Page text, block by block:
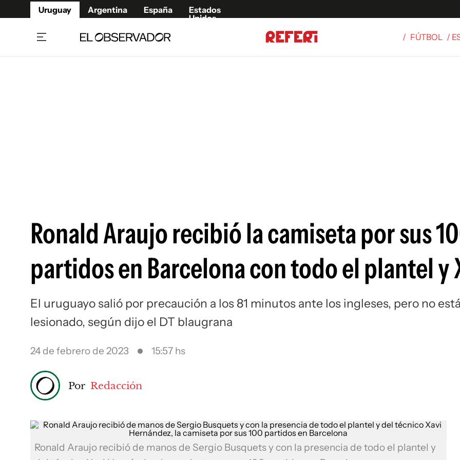
Uruguay Argentina España
Estados
Unidos
/ FÚTBOL /
Ronald Araujo recibió la camiseta por sus
partidos en Barcelona con todo el plantel y
El uruguayo salió por precaución a los 81 minutos ante los ingleses, pero no está
lesionado, según dijo el DT blaugrana
24 de febrero de 2023 15:57 hs
Por Redacción
Ronald Araujo recibió de manos de Sergio Busquets y con la presencia de todo el plantel y